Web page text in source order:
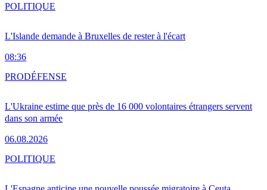
L'Islande demande à Bruxelles de rester à l'écart
08:36
POLITIQUE
L'Ukraine estime que près de 16 000 volontaires étrangers servent
dans son armée
06.08.2026
PRODÉFENSE
POLITIQUE